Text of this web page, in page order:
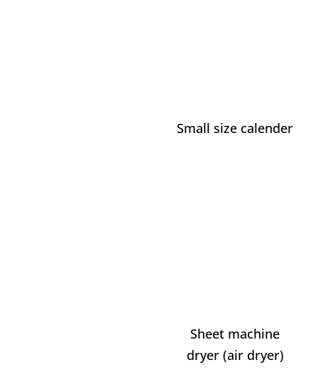
Small size calender
Sheet machine
dryer (air dryer)